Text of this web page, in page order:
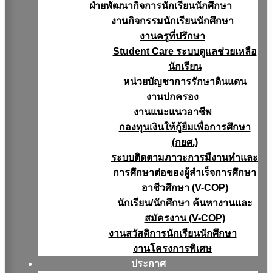
ฝ่ายพัฒนากิจการนักเรียนนักศึกษา
งานกิจกรรมนักเรียนนักศึกษา
งานครูที่ปรึกษา
Student Care ระบบดูแลช่วยเหลือ
นักเรียน
หน่วยบัญชาการรักษาดินแดน
งานปกครอง
งานแนะแนวอาชีพ
กองทุนเงินให้กู้ยืมเพื่อการศึกษา
(กยศ.)
ระบบติดตามภาวะการมีงานทำและ
การศึกษาต่อของผู้สำเร็จการศึกษา
อาชีวศึกษา (V-COP)
นักเรียน/นักศึกษา ค้นหางานและ
สมัครงาน (V-COP)
งานสวัสดิการนักเรียนนักศึกษา
งานโครงการพิเศษ
ประกาศ